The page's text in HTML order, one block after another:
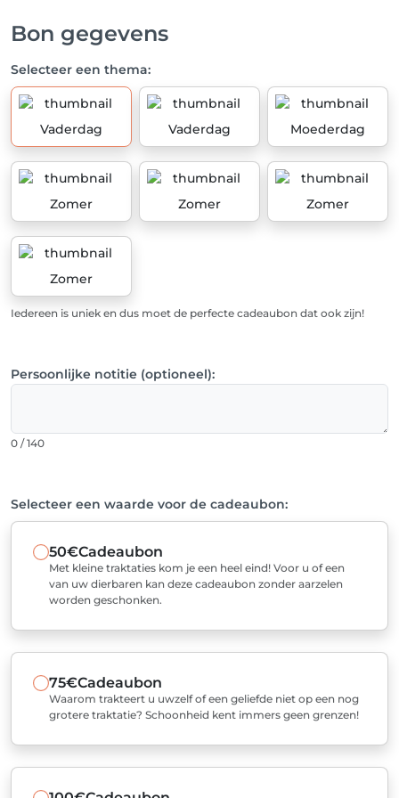
Bon gegevens
Selecteer een thema:
Vaderdag Vaderdag Moederdag
Zomer Zomer Zomer
Zomer
Iedereen is uniek en dus moet de perfecte cadeaubon dat ook zijn!
Persoonlijke notitie (optioneel):
0 / 140
Selecteer een waarde voor de cadeaubon:
50€Cadeaubon
Met kleine traktaties kom je een heel eind! Voor u of een
van uw dierbaren kan deze cadeaubon zonder aarzelen
worden geschonken.
75€Cadeaubon
Waarom trakteert u uwzelf of een geliefde niet op een nog
grotere traktatie? Schoonheid kent immers geen grenzen!